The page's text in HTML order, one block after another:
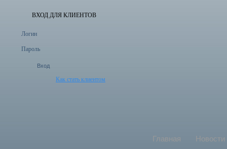
ВХОД ДЛЯ КЛИЕНТОВ
Логин
Пароль
Как стать клиентом
Главная Новости